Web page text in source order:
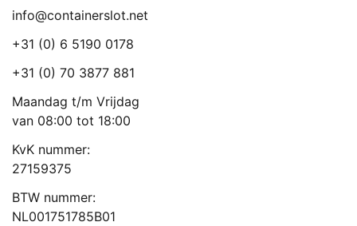
info@containerslot.net
+31 (0) 6 5190 0178
+31 (0) 70 3877 881
Maandag t/m Vrijdag
van 08:00 tot 18:00
KvK nummer:
27159375
BTW nummer:
NL001751785B01